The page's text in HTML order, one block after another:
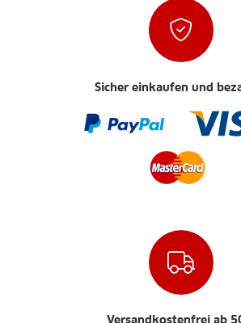
Sicher einkaufen und
Versandkostenfrei ab